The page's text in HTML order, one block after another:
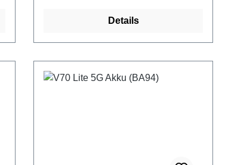
Details